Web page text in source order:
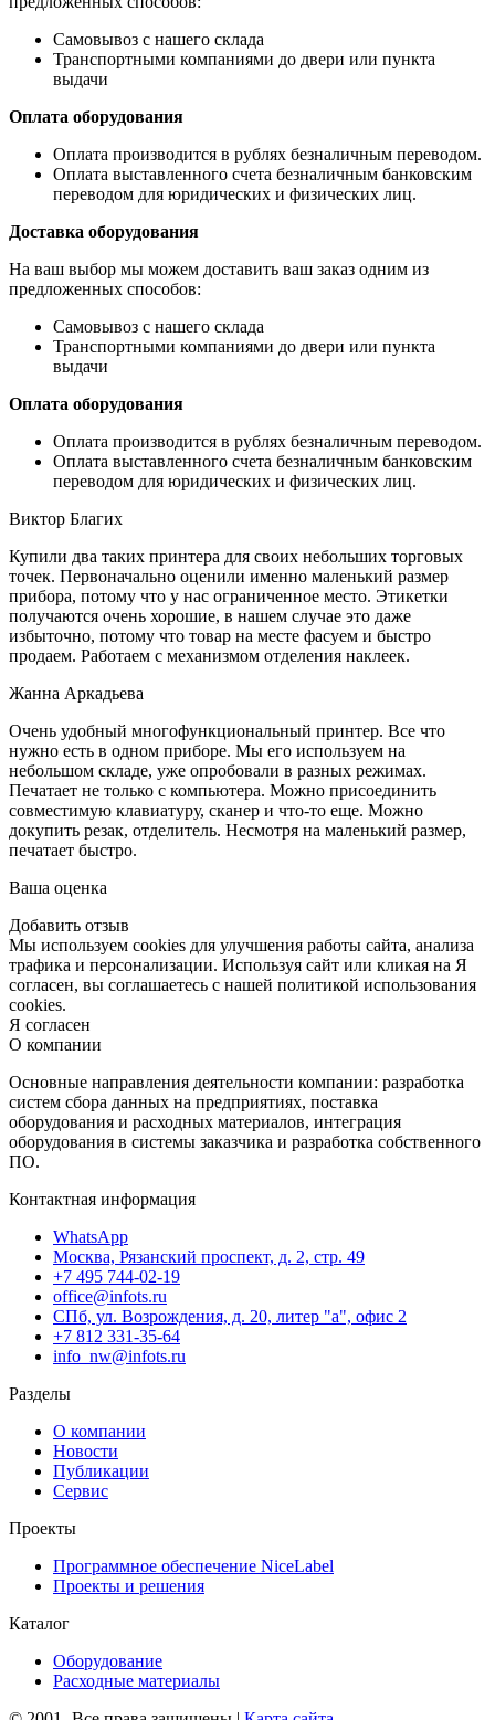
Самовывоз с нашего склада
Транспортными компаниями до двери или пункта
выдачи
Оплата оборудования
Оплата производится в рублях безналичным переводом.
Оплата выставленного счета безналичным банковским
переводом для юридических и физических лиц.
Доставка оборудования
На ваш выбор мы можем доставить ваш заказ одним из
предложенных способов:
Самовывоз с нашего склада
Транспортными компаниями до двери или пункта
выдачи
Оплата оборудования
Оплата производится в рублях безналичным переводом.
Оплата выставленного счета безналичным банковским
переводом для юридических и физических лиц.
Виктор Благих
Купили два таких принтера для своих небольших торговых
точек. Первоначально оценили именно маленький размер
прибора, потому что у нас ограниченное место. Этикетки
получаются очень хорошие, в нашем случае это даже
избыточно, потому что товар на месте фасуем и быстро
продаем. Работаем с механизмом отделения наклеек.
Жанна Аркадьева
Очень удобный многофункциональный принтер. Все что
нужно есть в одном приборе. Мы его используем на
небольшом складе, уже опробовали в разных режимах.
Печатает не только с компьютера. Можно присоединить
совместимую клавиатуру, сканер и что-то еще. Можно
докупить резак, отделитель. Несмотря на маленький размер,
печатает быстро.
Ваша оценка
Добавить отзыв
Мы используем cookies для улучшения работы сайта, анализа
трафика и персонализации. Используя сайт или кликая на Я
согласен, вы соглашаетесь с нашей политикой использования
cookies.
Я согласен
О компании
Основные направления деятельности компании: разработка
систем сбора данных на предприятиях, поставка
оборудования и расходных материалов, интеграция
оборудования в системы заказчика и разработка собственного
ПО.
Контактная информация
WhatsApp
Москва, Рязанский проспект, д. 2, стр. 49
+7 495 744-02-19
office@infots.ru
СПб, ул. Возрождения, д. 20, литер "a", офис 2
+7 812 331-35-64
info_nw@infots.ru
Разделы
О компании
Новости
Публикации
Сервис
Проекты
Программное обеспечение NiceLabel
Проекты и решения
Каталог
Оборудование
Расходные материалы